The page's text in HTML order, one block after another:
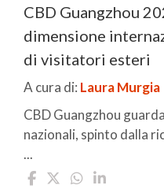
CBD Guangzhou
dimensione
di visitatori esteri
A cura di: Laura Murgia
CBD Guangzhou
nazionali, spinto dalla
...